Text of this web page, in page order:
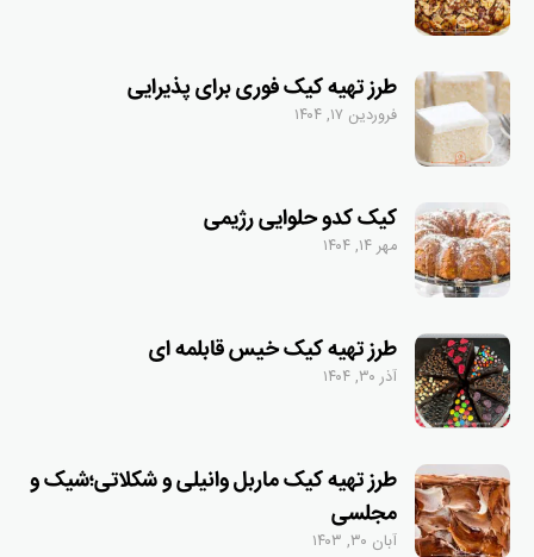
طرز تهیه کیک فوری برای پذیرایی
فروردین ۱۷, ۱۴۰۴
کیک کدو حلوایی رژیمی
مهر ۱۴, ۱۴۰۴
طرز تهیه کیک خیس قابلمه ای
آذر ۳۰, ۱۴۰۴
طرز تهیه کیک ماربل وانیلی و شکلاتی؛شیک و
مجلسی
آبان ۳۰, ۱۴۰۳